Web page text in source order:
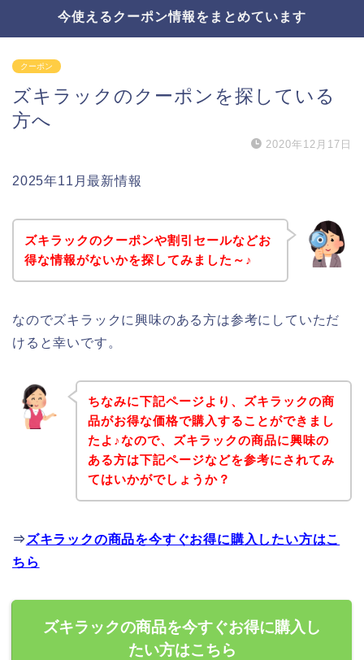
今使えるクーポン情報をまとめています
クーポン
ズキラックのクーポンを探している
方へ
2020年12月17日
2025年11月最新情報
ズキラックのクーポンや割引セールなどお
得な情報がないかを探してみました～♪
なのでズキラックに興味のある方は参考にしていただ
けると幸いです。
ちなみに下記ページより、ズキラックの商
品がお得な価格で購入することができまし
たよ♪なので、ズキラックの商品に興味の
ある方は下記ページなどを参考にされてみ
てはいかがでしょうか？
⇒ ズキラックの商品を今すぐお得に購入したい方はこ
ちら
ズキラックの商品を今すぐお得に購入し
たい方はこちら